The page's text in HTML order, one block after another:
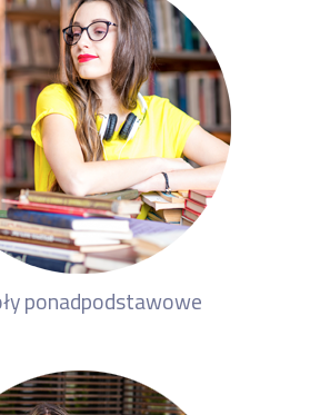
ponadpodstawowe